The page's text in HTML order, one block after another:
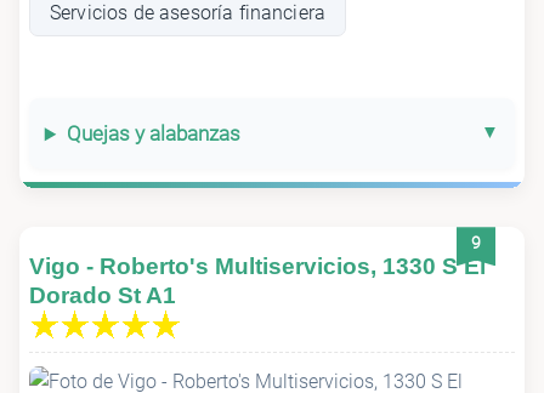
Servicios de asesoría financiera
Quejas y alabanzas
9
Vigo - Roberto's Multiservicios, 1330 S El
Dorado St A1